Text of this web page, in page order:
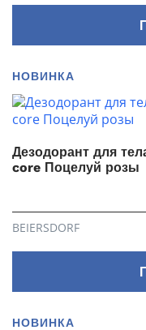
НОВИНКА
Дезодорант для
core Поцелуй розы
BEIERSDORF
НОВИНКА